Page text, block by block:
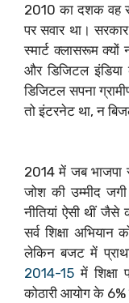
2010 का दशक वह
पर सवार था।
स्मार्ट क्लासरूम क्यों
और डिजिटल इंडिया
डिजिटल सपना
तो इंटरनेट था, न
2014 में जब भाजपा
जोश की उम्मीद
नीतियां ऐसी थीं जैसे
सर्व शिक्षा
लेकिन बजट में
2014-15 में
कोठारी आयोग के